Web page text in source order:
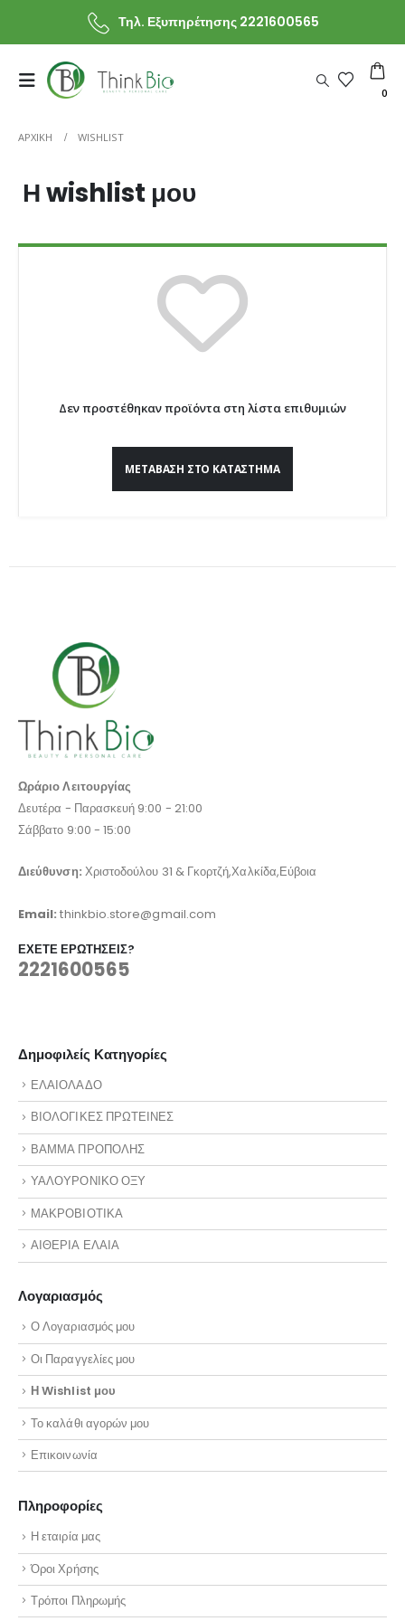
Τηλ. Εξυπηρέτησης 2221600565
0
ΑΡΧΙΚΗ WISHLIST
Η wishlist μου
Δεν προστέθηκαν προϊόντα στη λίστα επιθυμιών
ΜΕΤΆΒΑΣΗ ΣΤΟ ΚΑΤΆΣΤΗΜΑ
Ωράριο Λειτουργίας
Δευτέρα - Παρασκευή 9:00 - 21:00
Σάββατο 9:00 - 15:00
Διεύθυνση: Χριστοδούλου 31 & Γκορτζή,Χαλκίδα,Εύβοια
Email:thinkbio.store@gmail.com
ΈΧΕΤΕ ΕΡΩΤΉΣΕΙΣ?
2221600565
Δημοφιλείς Κατηγορίες
ΕΛΑΙΟΛΑΔΟ
ΒΙΟΛΟΓΙΚΕΣ ΠΡΩΤΕΙΝΕΣ
ΒΑΜΜΑ ΠΡΟΠΟΛΗΣ
ΥΑΛΟΥΡΟΝΙΚΟ ΟΞΥ
ΜΑΚΡΟΒΙΟΤΙΚΑ
ΑΙΘΕΡΙΑ ΕΛΑΙΑ
Λογαριασμός
Ο Λογαριασμός μου
Οι Παραγγελίες μου
Η Wishlist μου
Το καλάθι αγορών μου
Επικοινωνία
Πληροφορίες
Η εταιρία μας
Όροι Χρήσης
Τρόποι Πληρωμής